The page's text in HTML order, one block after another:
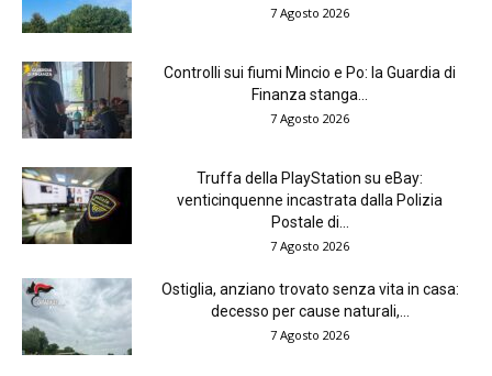
7 Agosto 2026
Controlli sui fiumi Mincio e Po: la Guardia di
Finanza stanga...
7 Agosto 2026
Truffa della PlayStation su eBay:
venticinquenne incastrata dalla Polizia
Postale di...
7 Agosto 2026
Ostiglia, anziano trovato senza vita in casa:
decesso per cause naturali,...
7 Agosto 2026